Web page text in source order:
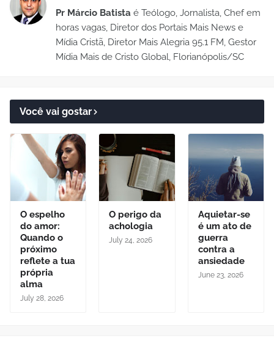
Pr Márcio Batista é Teólogo, Jornalista, Chef em
horas vagas, Diretor dos Portais Mais News e
Mídia Cristã, Diretor Mais Alegria 95.1 FM, Gestor
Mídia Mais de Cristo Global, Florianópolis/SC
Você vai gostar
O espelho
do amor:
Quando o
próximo
reflete a tua
própria
alma
July 28, 2026
O perigo da
achologia
July 24, 2026
Aquietar-se
é um ato de
guerra
contra a
ansiedade
June 23, 2026